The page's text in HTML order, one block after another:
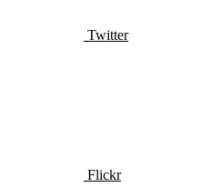
Twitter
Flickr